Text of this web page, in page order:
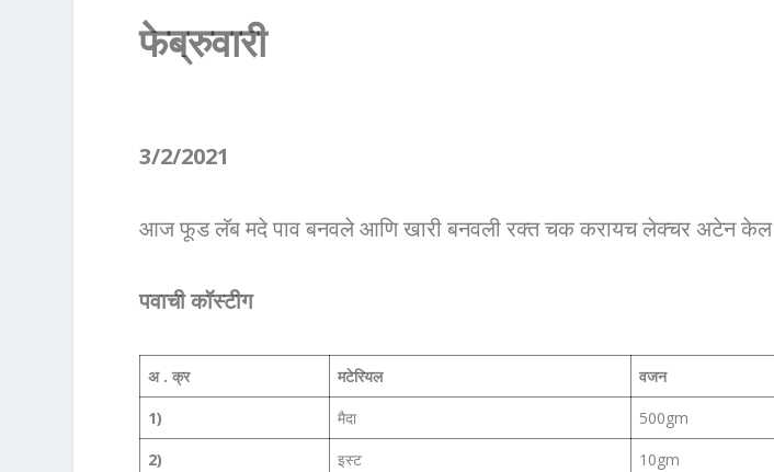
फेब्रुवारी
3/2/2021
आज फूड लॅब मदे पाव बनवले आणि खारी बनवली रक्त चक करायच लेक्चर अटेन केल
पवाची कॉस्टीग
अ . क्र मटेरियल वजन
1)
मैदा 500gm
2)
इस्ट 10gm